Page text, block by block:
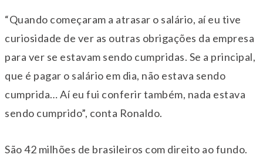
“Quando começaram a atrasar o salário, aí eu tive
curiosidade de ver as outras obrigações da empresa
para ver se estavam sendo cumpridas. Se a principal,
que é pagar o salário em dia, não estava sendo
cumprida… Aí eu fui conferir também, nada estava
sendo cumprido”, conta Ronaldo.
São 42 milhões de brasileiros com direito ao fundo.